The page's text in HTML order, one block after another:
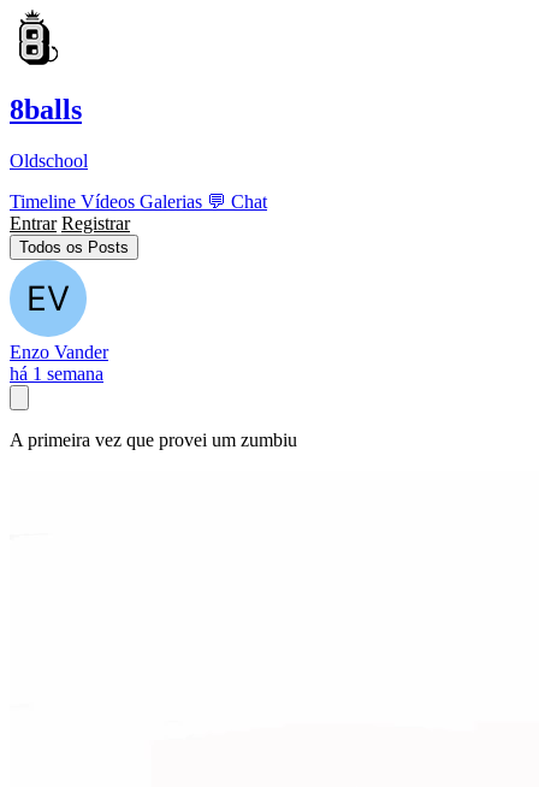
8balls
Oldschool
Timeline Vídeos Galerias 💬 Chat
Entrar Registrar
Todos os Posts
Enzo Vander
há 1 semana
A primeira vez que provei um zumbiu